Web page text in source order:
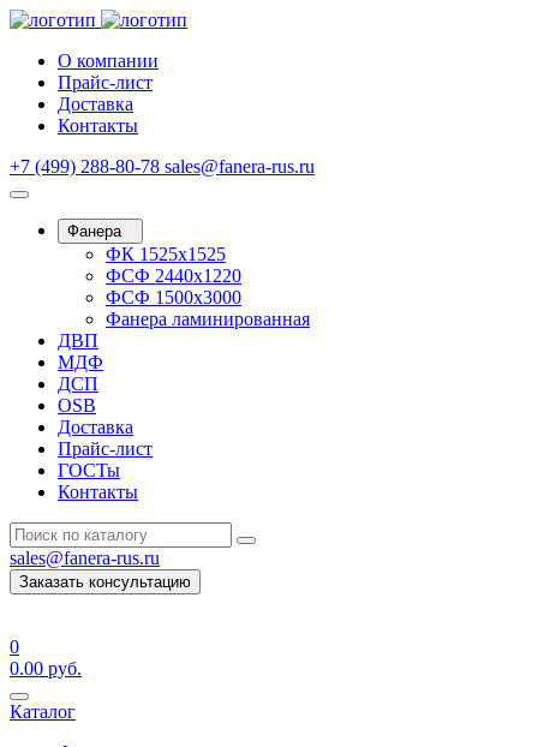
О компании
Прайс-лист
Доставка
Контакты
+7 (499) 288-80-78 sales@fanera-rus.ru
Фанера
ФК 1525х1525
ФСФ 2440х1220
ФСФ 1500х3000
Фанера ламинированная
ДВП
МДФ
ДСП
OSB
Доставка
Прайс-лист
ГОСТы
Контакты
sales@fanera-rus.ru
Заказать консультацию
0
0.00 руб.
Каталог